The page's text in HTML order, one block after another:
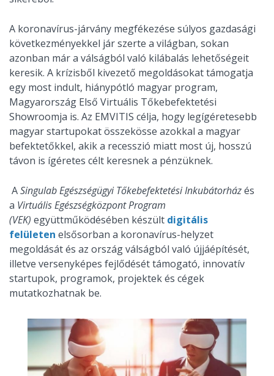
A koronavírus-járvány megfékezése súlyos gazdasági
következményekkel jár szerte a világban, sokan
azonban már a válságból való kilábalás lehetőségeit
keresik. A krízisből kivezető megoldásokat támogatja
egy most indult, hiánypótló magyar program,
Magyarország Első Virtuális Tőkebefektetési
Showroomja is. Az EMVITIS célja, hogy legígéretesebb
magyar startupokat összekösse azokkal a magyar
befektetőkkel, akik a recesszió miatt most új, hosszú
távon is ígéretes célt keresnek a pénzüknek.
ASingulab Egészségügyi Tőkebefektetési Inkubátorházés
a Virtuális Egészségközpont Program
(VEK) együttműködésében készült digitális
felületen elsősorban a koronavírus-helyzet
megoldását és az ország válságból való újjáépítését,
illetve versenyképes fejlődését támogató, innovatív
startupok, programok, projektek és cégek
mutatkozhatnak be.